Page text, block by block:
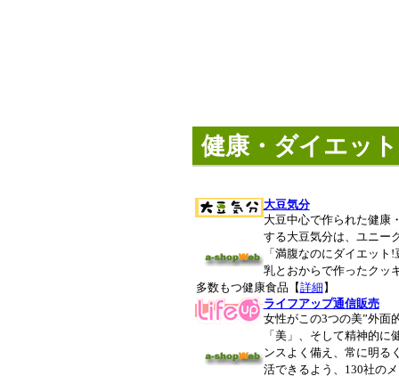
健康・ダイエッ
大豆気分
大豆中心で作られた健康
する大豆気分は、ユニー
「満腹なのにダイエット
乳とおからで作ったクッ
多数もつ健康食品【詳細 】
ライフアップ通信販売
女性がこの3つの美”外面
「美」、そして精神的に
ンスよく備え、常に明る
活できるよう、130社の